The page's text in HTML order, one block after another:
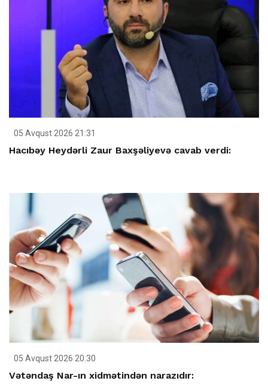
05 Avqust 2026 21:31
Hacıbəy Heydərli Zaur Baxşəliyevə cavab verdi:
05 Avqust 2026 20:30
Vətəndaş Nar-ın xidmətindən narazıdır: